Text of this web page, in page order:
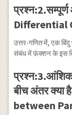
20,
w_{y}
(1, 2,
3) =
4,
w_{z}
(1, 2,
3) = 3
Differential
उत्तर-गणित में, एक
संबंध में फ़ंक्शन के इस
बीच अंतर क्या
between